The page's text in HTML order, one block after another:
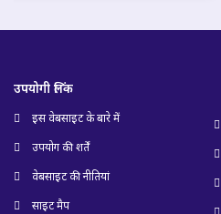
उपयोगी लिंक
इस वेबसाइट के बारे में
उपयोग की शर्तें
वेबसाइट की नीतियां
साइट मैप